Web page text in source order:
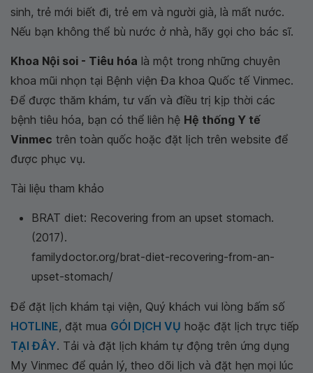
sinh, trẻ mới biết đi, trẻ em và người già, là mất nước.
Nếu bạn không thể bù nước ở nhà, hãy gọi cho bác sĩ.
Khoa Nội soi - Tiêu hóa là một trong những chuyên
khoa mũi nhọn tại Bệnh viện Đa khoa Quốc tế Vinmec.
Để được thăm khám, tư vấn và điều trị kịp thời các
bệnh tiêu hóa, bạn có thể liên hệ Hệ thống Y tế
Vinmec trên toàn quốc hoặc đặt lịch trên website để
được phục vụ.
Tài liệu tham khảo
BRAT diet: Recovering from an upset stomach.
(2017).
familydoctor.org/brat-diet-recovering-from-an-
upset-stomach/
Để đặt lịch khám tại viện, Quý khách vui lòng bấm số
HOTLINE, đặt mua GÓI DỊCH VỤ hoặc đặt lịch trực tiếp
TẠI ĐÂY. Tải và đặt lịch khám tự động trên ứng dụng
My Vinmec để quản lý, theo dõi lịch và đặt hẹn mọi lúc